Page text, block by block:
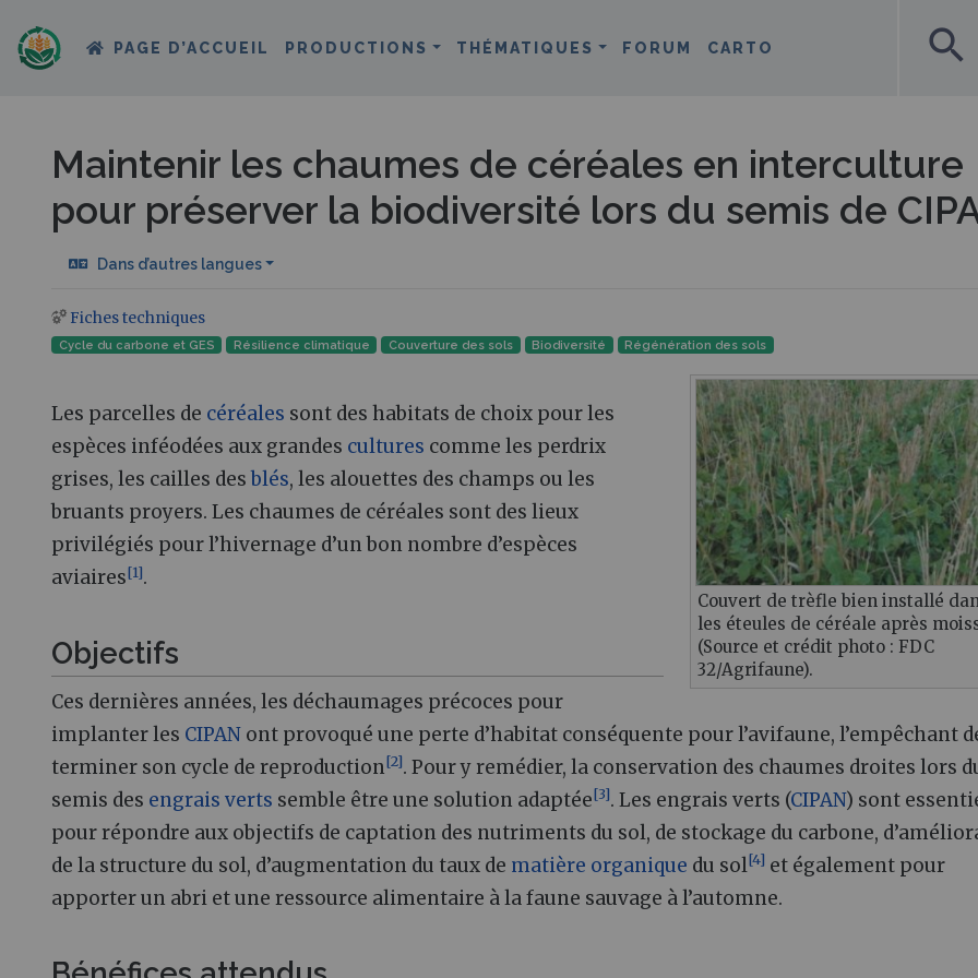
PAGE D’ACCUEIL PRODUCTIONS THÉMATIQUES FORUM CARTO search
Maintenir les chaumes de céréales en interculture
pour préserver la biodiversité lors du semis de
Dans d’autres langues
Aller à :navigation
Fiches techniques
Cycle du carbone et GES Résilience climatique Couverture des sols Biodiversité Régénération des sols
Couvert de trèfle bien installé
les éteules de céréale après
(Source et crédit photo : FDC
32/Agrifaune).
Les parcelles de céréales sont des habitats de choix pour les
espèces inféodées aux grandes cultures comme les perdrix
grises, les cailles desblés, les alouettes des champs ou les
bruants proyers. Les chaumes de céréales sont des lieux
privilégiés pour l’hivernage d’un bon nombre d’espèces
aviaires[1].
Objectifs
Ces dernières années, les déchaumages précoces pour
implanter les CIPAN ont provoqué une perte d’habitat conséquente pour l’avifaune, l’empêchant
terminer son cycle de reproduction[2]. Pour y remédier, la conservation des chaumes droites lors
semis des engrais verts semble être une solution adaptée[3]. Les engrais verts (CIPAN) sont
pour répondre aux objectifs de captation des nutriments du sol, de stockage du carbone,
de la structure du sol, d’augmentation du taux de matière organique du sol[4] et également pour
apporter un abri et une ressource alimentaire à la faune sauvage à l’automne.